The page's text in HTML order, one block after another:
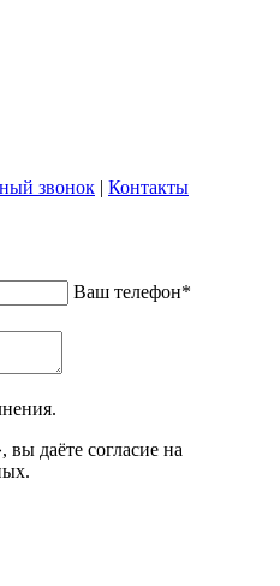
звонок | Контакты
Ваш телефон*
даёте согласие на